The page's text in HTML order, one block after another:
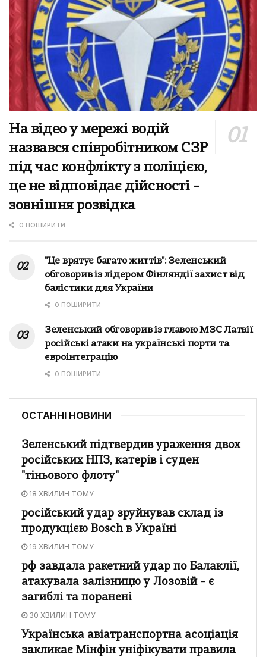
На відео у мережі водій
назвався співробітником СЗР
під час конфлікту з поліцією,
це не відповідає дійсності –
зовнішня розвідка
0 ПОШИРИТИ
"Це врятує багато життів": Зеленський
обговорив із лідером Фінляндії захист від
балістики для України
0 ПОШИРИТИ
Зеленський обговорив із главою МЗС Латвії
російські атаки на українські порти та
євроінтеграцію
0 ПОШИРИТИ
ОСТАННІ НОВИНИ
Зеленський підтвердив ураження двох
російських НПЗ, катерів і суден
"тіньового флоту"
18 ХВИЛИН ТОМУ
російський удар зруйнував склад із
продукцією Bosch в Україні
19 ХВИЛИН ТОМУ
рф завдала ракетний удар по Балаклії,
атакувала залізницю у Лозовій – є
загиблі та поранені
30 ХВИЛИН ТОМУ
Українська авіатранспортна асоціація
закликає Мінфін уніфікувати правила